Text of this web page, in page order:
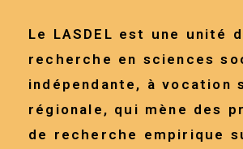
Le LASDEL est une unité
recherche en sciences
indépendante, à vocation
régionale, qui mène des
de recherche empirique